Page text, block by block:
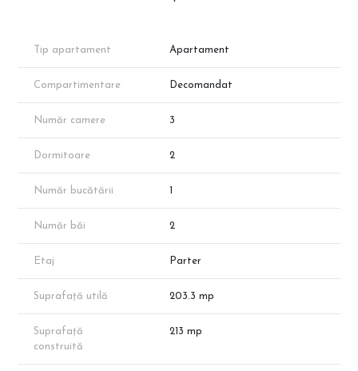
✔ Luminozitate excelentă datorită ferestrelor mari
după bunul plac
✔ Locuri de parcare subterane pentru siguranța mașinii tale
✔ Construcție realizată conform normelor în vigoare
*Apartamentul prezentat face parte din portofoliul
dezvoltatorului, însă disponibilitatea proprietăților poate varia în
Programeaza o vizionare cu reprezentantul direct al
dezvoltatorului!
Tip apartament Apartament
Compartimentare Decomandat
Număr camere 3
Dormitoare 2
Număr bucătării 1
Număr băi 2
Etaj Parter
Suprafață utilă 203.3 mp
Suprafață
construită
213 mp